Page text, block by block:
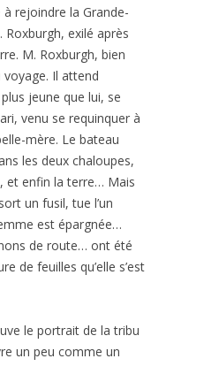
rejoindre la Grande-
exilé après
M. Roxburgh, bien
Il attend
jeune que lui, se
venu se requinquer à
mère. Le bateau
les deux chaloupes,
et enfin la terre… Mais
un fusil, tue l’un
est épargnée…
de route… ont été
de feuilles qu’elle s’est
le portrait de la tribu
un peu comme un